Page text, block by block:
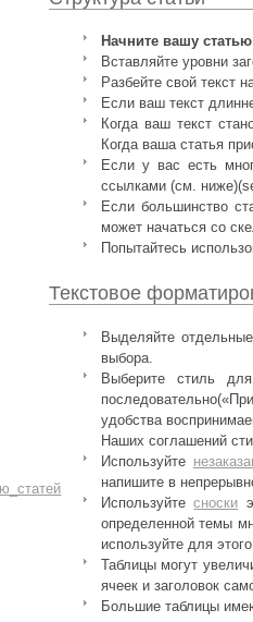
Начните вашу
Вставляйте уровни
Разбейте свой текст
Если ваш текст
Когда ваш текст
Когда ваша статья
Если у вас есть
ссылками (см.
Если большинство
может начаться со
Попытайтесь
Текстовое
Выделяйте
выбора.
Выберите стиль
удобства
Наших соглашений
Используйте
напишите в
Используйтесноски
определенной темы
используйте для
Таблицы могут
ячеек и заголовок
Большие таблицы